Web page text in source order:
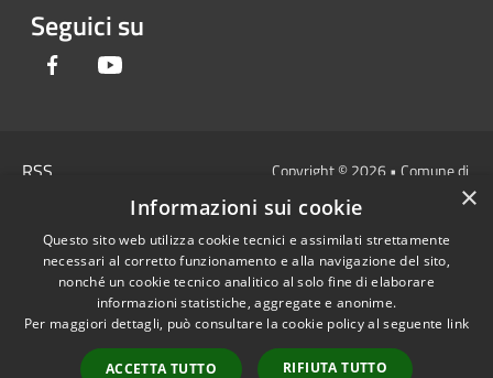
Seguici su
Facebook
RSS
Cookie
Mappa del sito
Area Interna
Dichiarazione di
accessibilità e/o
Copyright © 2026 • Comune di
Melzo - Città Metropolitana di
Milano • Powered by
Municipium•Accesso
redazione
×
Informazioni sui cookie
Questo sito web utilizza cookie tecnici e assimilati strettamente
necessari al corretto funzionamento e alla navigazione del sito,
nonché un cookie tecnico analitico al solo fine di elaborare
informazioni statistiche, aggregate e anonime.
Per maggiori dettagli, può consultare la cookie policy al seguente link
ACCETTA TUTTO RIFIUTA TUTTO